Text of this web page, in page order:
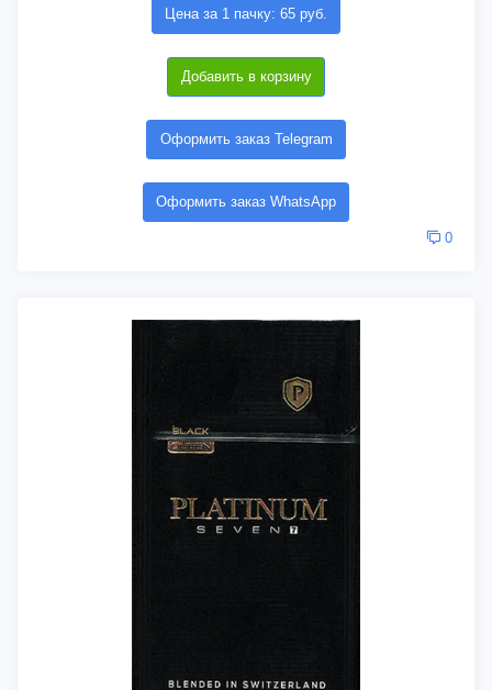
Цена за 1 пачку: 65 руб.
Добавить в корзину
Оформить заказ Telegram
Оформить заказ WhatsApp
0